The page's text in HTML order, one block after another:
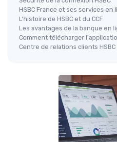
HSBC France et ses services en
L'histoire de HSBC et du CCF
Les avantages de la banque en
Comment télécharger
Centre de relations clients HSBC